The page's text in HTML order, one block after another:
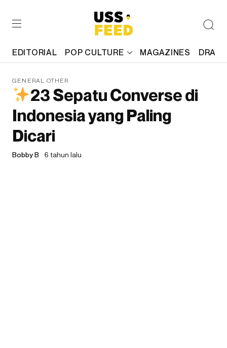
EDITORIAL POP CULTURE MAGAZINES
GENERAL OTHER
23 Sepatu Converse di
Indonesia yang Paling
Dicari
Bobby B 6 tahun lalu